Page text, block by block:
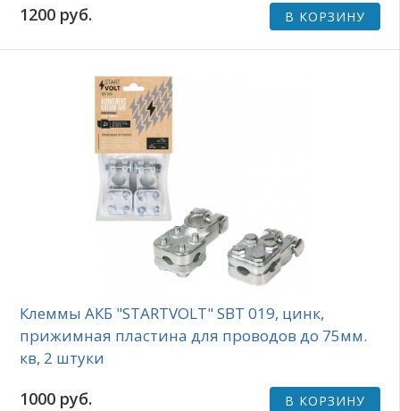
1200 руб. В КОРЗИНУ
Клеммы АКБ "STARTVOLT" SBT 019, цинк,
прижимная пластина для проводов до 75мм.
кв, 2 штуки
1000 руб. В КОРЗИНУ